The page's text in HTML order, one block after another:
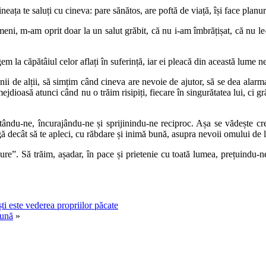
te saluți cu cineva: pare sănătos, are poftă de viață, își face
m-am oprit doar la un salut grăbit, că nu i-am îmbrățișat, că nu
la căpătâiul celor aflați în suferință, iar ei pleacă din această lume
de alții, să simțim când cineva are nevoie de ajutor, să se dea
atunci când nu o trăim risipiți, fiecare în singurătatea lui, ci
ne, încurajându-ne și sprijinindu-ne reciproc. Așa se vădește
să te apleci, cu răbdare și inimă bună, asupra nevoii omului de
Să trăim, așadar, în pace și prietenie cu toată lumea,
este vederea propriilor păcate
»